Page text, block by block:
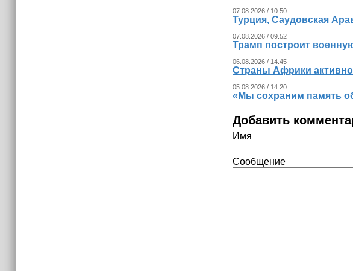
07.08.2026 / 10.50
Турция, Саудовская
07.08.2026 / 09.52
Трамп построит
06.08.2026 / 14.45
Страны Африки
05.08.2026 / 14.20
«Мы сохраним память
Добавить
Имя
Сообщение